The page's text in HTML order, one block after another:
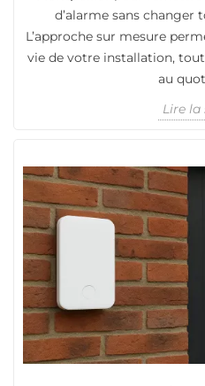
d’alarme sans
L’approche sur mesure
vie de votre installation,
au
Lire la